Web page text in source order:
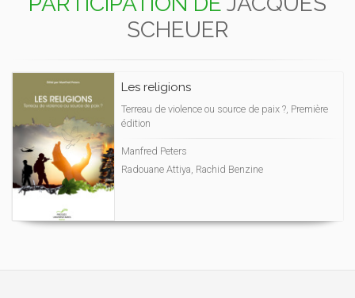
SCHEUER
Les religions
Terreau de violence ou source de paix ?, Première
édition
Manfred Peters
Radouane Attiya, Rachid Benzine